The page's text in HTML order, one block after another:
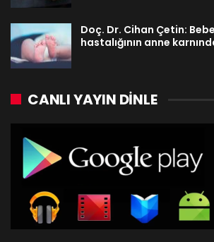
Doç. Dr. Cihan Çetin:
hastalığının anne
CANLI YAYIN DINLE